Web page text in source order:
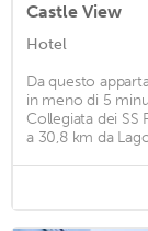
Castle View
Hotel
Da questo
in meno di 5
Collegiata dei
a 30,8 km da